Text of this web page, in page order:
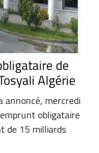
de
Algérie
annoncé, mercredi
obligataire
de 15 milliards